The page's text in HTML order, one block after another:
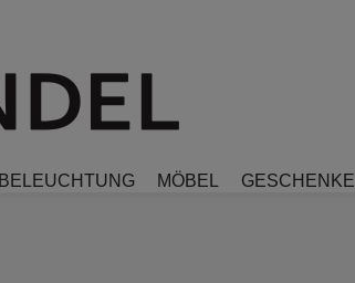
BELEUCHTUNG MÖBEL GESCHENKE